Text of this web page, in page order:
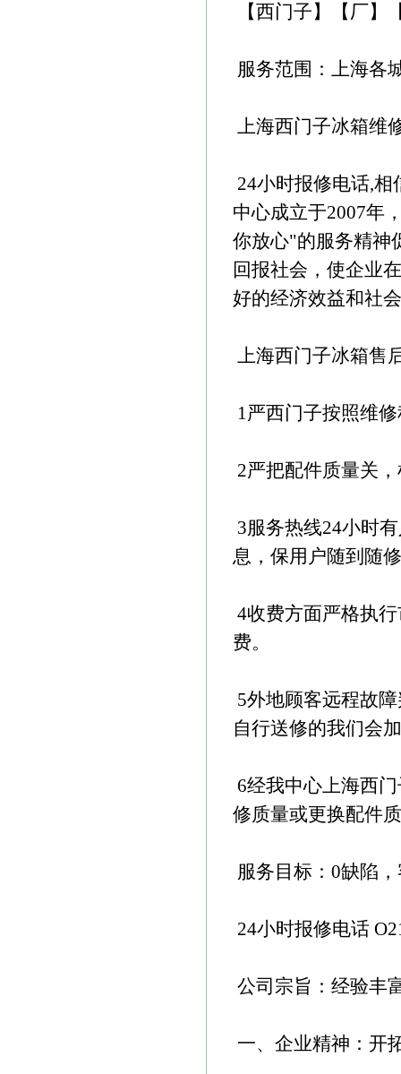
【西门子】【厂】
服务范围：上海各
上海西门子冰箱维
24小时报修电话,
中心成立于2007年
你放心"的服务精神
回报社会，使企业
好的经济效益和社
上海西门子冰箱售
1严西门子按照维
2严把配件质量关
3服务热线24小时
息，保用户随到随
4收费方面严格执
费。
5外地顾客远程故
自行送修的我们会
6经我中心上海西
修质量或更换配件
服务目标：0缺陷
24小时报修电话
公司宗旨：经验丰
一、企业精神：开